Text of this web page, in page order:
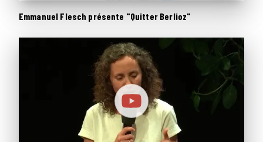
Emmanuel Flesch présente "Quitter Berlioz"